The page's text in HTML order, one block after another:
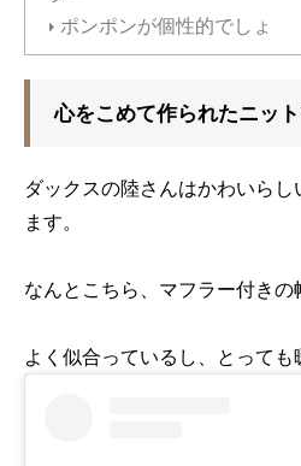
ポンポンが個性的でしょ
心をこめて作られたニッ
ダックスの陸さんはかわいら
ます。
なんとこちら、マフラー付きの
よく似合っているし、とっても